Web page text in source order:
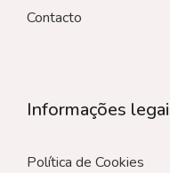
Contacto
Informações
Política de Cookies